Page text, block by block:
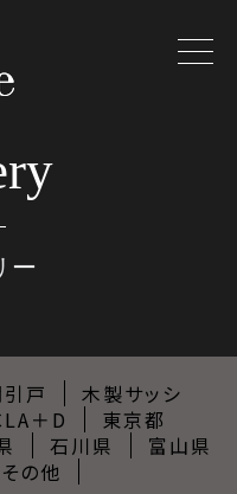
ー
戸
木製サッシ
＋D
東京都
石川県
富山県
その他